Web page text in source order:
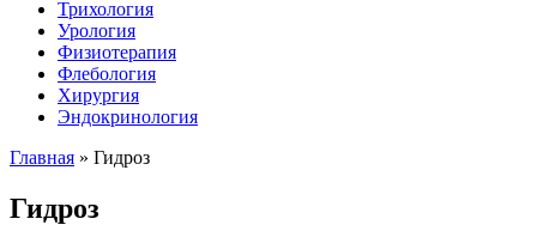
Трихология
Урология
Физиотерапия
Флебология
Хирургия
Эндокринология
Главная » Гидроз
Гидроз